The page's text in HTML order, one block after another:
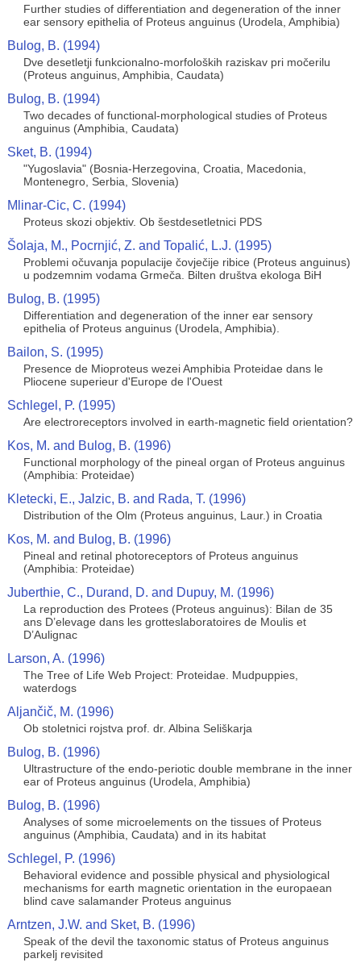
Further studies of differentiation and degeneration of the inner
ear sensory epithelia of Proteus anguinus (Urodela, Amphibia)
Bulog, B. (1994)
Dve desetletji funkcionalno-morfoloških raziskav pri močerilu
(Proteus anguinus, Amphibia, Caudata)
Bulog, B. (1994)
Two decades of functional-morphological studies of Proteus
anguinus (Amphibia, Caudata)
Sket, B. (1994)
"Yugoslavia" (Bosnia-Herzegovina, Croatia, Macedonia,
Montenegro, Serbia, Slovenia)
Mlinar-Cic, C. (1994)
Proteus skozi objektiv. Ob šestdesetletnici PDS
Šolaja, M., Pocrnjić, Z. and Topalić, L.J. (1995)
Problemi očuvanja populacije čovječije ribice (Proteus anguinus)
u podzemnim vodama Grmeča. Bilten društva ekologa BiH
Bulog, B. (1995)
Differentiation and degeneration of the inner ear sensory
epithelia of Proteus anguinus (Urodela, Amphibia).
Bailon, S. (1995)
Presence de Mioproteus wezei Amphibia Proteidae dans le
Pliocene superieur d'Europe de l'Ouest
Schlegel, P. (1995)
Are electroreceptors involved in earth-magnetic field orientation?
Kos, M. and Bulog, B. (1996)
Functional morphology of the pineal organ of Proteus anguinus
(Amphibia: Proteidae)
Kletecki, E., Jalzic, B. and Rada, T. (1996)
Distribution of the Olm (Proteus anguinus, Laur.) in Croatia
Kos, M. and Bulog, B. (1996)
Pineal and retinal photoreceptors of Proteus anguinus
(Amphibia: Proteidae)
Juberthie, C., Durand, D. and Dupuy, M. (1996)
La reproduction des Protees (Proteus anguinus): Bilan de 35
ans D’elevage dans les grotteslaboratoires de Moulis et
D’Aulignac
Larson, A. (1996)
The Tree of Life Web Project: Proteidae. Mudpuppies,
waterdogs
Aljančič, M. (1996)
Ob stoletnici rojstva prof. dr. Albina Seliškarja
Bulog, B. (1996)
Ultrastructure of the endo-periotic double membrane in the inner
ear of Proteus anguinus (Urodela, Amphibia)
Bulog, B. (1996)
Analyses of some microelements on the tissues of Proteus
anguinus (Amphibia, Caudata) and in its habitat
Schlegel, P. (1996)
Behavioral evidence and possible physical and physiological
mechanisms for earth magnetic orientation in the europaean
blind cave salamander Proteus anguinus
Arntzen, J.W. and Sket, B. (1996)
Speak of the devil the taxonomic status of Proteus anguinus
parkelj revisited